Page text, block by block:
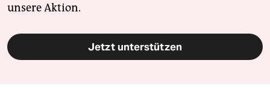
unsere Aktion.
Jetzt unterstützen